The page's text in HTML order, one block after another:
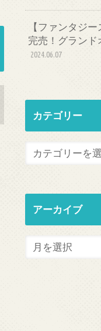
【ファンタジ
完売！グランド
2024.06.07
カテゴリー
アーカイブ